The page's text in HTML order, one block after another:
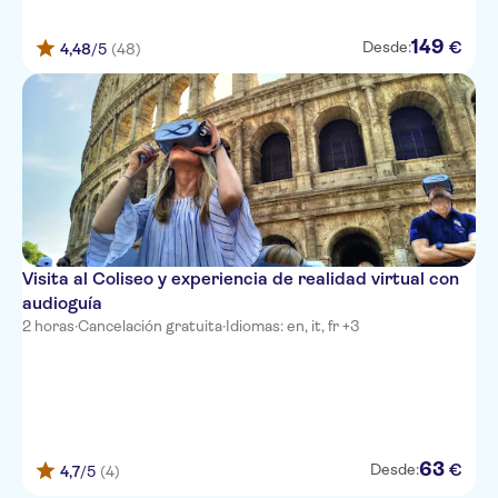
Cardinal Hotel St. Peter
Hotel della Conciliazione
Discover Roma
Occidental Aurelia
Matriosca Suites
Hotel Nizza
Donna Camilla Savelli Vretreats
4,48/5 (48) Desde:149 €
Visita al Coliseo y experiencia de realidad virtual con
audioguía
2 horas·Cancelación gratuita·Idiomas: en, it, fr +3
4,7/5 (4) Desde:63 €